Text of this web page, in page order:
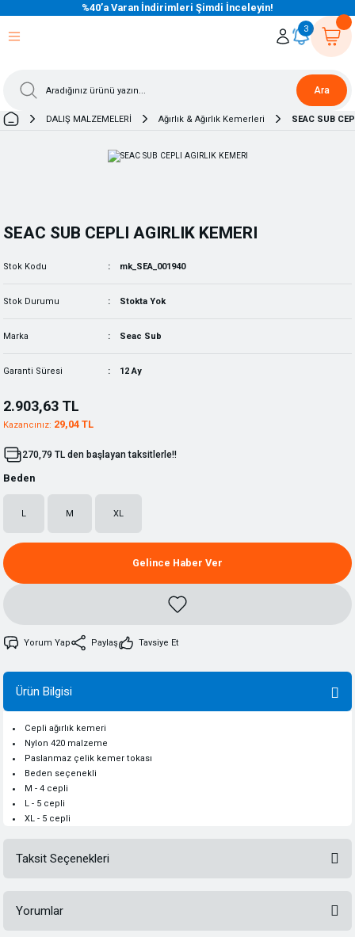
%40’a Varan İndirimleri Şimdi İnceleyin!
Ara
3
DALIŞ MALZEMELERİ Ağırlık & Ağırlık Kemerleri SEAC SUB
SEAC SUB CEPLI AGIRLIK KEMERI
Stok Kodu mk_SEA_001940
Stok Durumu Stokta Yok
Marka Seac Sub
Garanti Süresi 12 Ay
2.903,63 TL
Kazancınız: 29,04 TL
270,79 TL den başlayan taksitlerle!!
Beden
L M XL
Gelince Haber Ver
Yorum Yap Paylaş Tavsiye Et
Ürün Bilgisi
Cepli ağırlık kemeri
Nylon 420 malzeme
Paslanmaz çelik kemer tokası
Beden seçenekli
M - 4 cepli
L - 5 cepli
XL - 5 cepli
Taksit Seçenekleri
Yorumlar